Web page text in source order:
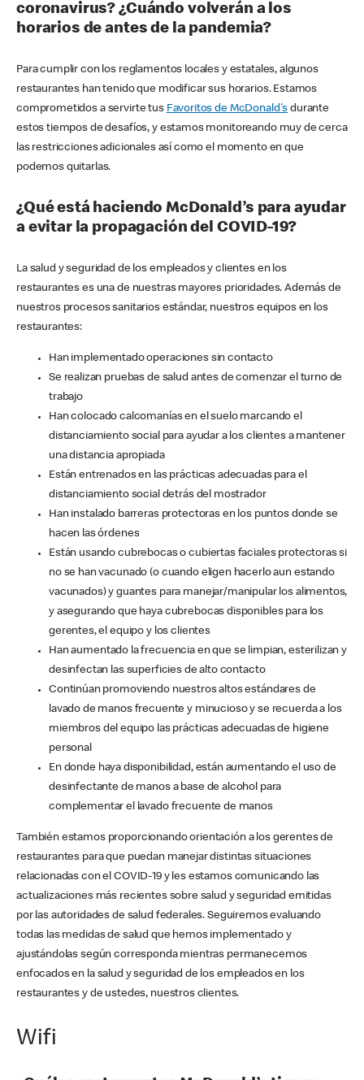
coronavirus? ¿Cuándo volverán a los
horarios de antes de la pandemia?
Para cumplir con los reglamentos locales y estatales, algunos
restaurantes han tenido que modificar sus horarios. Estamos
comprometidos a servirte tus Favoritos de McDonald's durante
estos tiempos de desafíos, y estamos monitoreando muy de cerca
las restricciones adicionales así como el momento en que
podemos quitarlas.
¿Qué está haciendo McDonald’s para ayudar
a evitar la propagación del COVID-19?
La salud y seguridad de los empleados y clientes en los
restaurantes es una de nuestras mayores prioridades. Además de
nuestros procesos sanitarios estándar, nuestros equipos en los
restaurantes:
Han implementado operaciones sin contacto
Se realizan pruebas de salud antes de comenzar el turno de
trabajo
Han colocado calcomanías en el suelo marcando el
distanciamiento social para ayudar a los clientes a mantener
una distancia apropiada
Están entrenados en las prácticas adecuadas para el
distanciamiento social detrás del mostrador
Han instalado barreras protectoras en los puntos donde se
hacen las órdenes
Están usando cubrebocas o cubiertas faciales protectoras si
no se han vacunado (o cuando eligen hacerlo aun estando
vacunados) y guantes para manejar/manipular los alimentos,
y asegurando que haya cubrebocas disponibles para los
gerentes, el equipo y los clientes
Han aumentado la frecuencia en que se limpian, esterilizan y
desinfectan las superficies de alto contacto
Continúan promoviendo nuestros altos estándares de
lavado de manos frecuente y minucioso y se recuerda a los
miembros del equipo las prácticas adecuadas de higiene
personal
En donde haya disponibilidad, están aumentando el uso de
desinfectante de manos a base de alcohol para
complementar el lavado frecuente de manos
También estamos proporcionando orientación a los gerentes de
restaurantes para que puedan manejar distintas situaciones
relacionadas con el COVID-19 y les estamos comunicando las
actualizaciones más recientes sobre salud y seguridad emitidas
por las autoridades de salud federales. Seguiremos evaluando
todas las medidas de salud que hemos implementado y
ajustándolas según corresponda mientras permanecemos
enfocados en la salud y seguridad de los empleados en los
restaurantes y de ustedes, nuestros clientes.
Wifi